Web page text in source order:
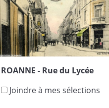
ROANNE - Rue du Lycée
Joindre à mes sélections